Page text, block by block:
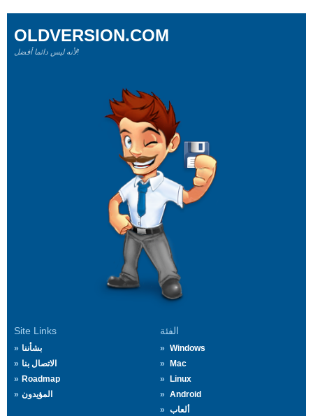
Site Links
بشأننا
الاتصال بنا
Roadmap
المؤيدون
الفئة
Windows
Mac
Linux
Android
ألعاب
OLDVERSION.COM
لأنه ليس دائما أفضل!